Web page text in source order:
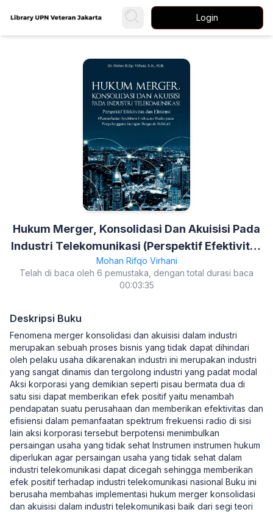
Login
Hukum Merger, Konsolidasi Dan Akuisisi Pada
Industri Telekomunikasi (Perspektif Efektivitas
Dan Efisiensi (Pemanfaatan Spektrum
Frekuensi Radio Pada Penyelenggara Jaringan
Mohan Rifqo Virhani
Telah di baca oleh 6 pemustaka, dengan total durasi baca
00:03:35
Deskripsi Buku
Fenomena merger konsolidasi dan akuisisi dalam industri
merupakan sebuah proses bisnis yang tidak dapat dihindari
oleh pelaku usaha dikarenakan industri ini merupakan industri
yang sangat dinamis dan tergolong industri yang padat modal
Aksi korporasi yang demikian seperti pisau bermata dua di
satu sisi dapat memberikan efek positif yaitu menambah
pendapatan suatu perusahaan dan memberikan efektivitas dan
efisiensi dalam pemanfaatan spektrum frekuensi radio di sisi
lain aksi korporasi tersebut berpotensi menimbulkan
persaingan usaha yang tidak sehat Instrumen instrumen hukum
diperlukan agar persaingan usaha yang tidak sehat dalam
industri telekomunikasi dapat dicegah sehingga memberikan
efek positif terhadap industri telekomunikasi nasional Buku ini
berusaha membahas implementasi hukum merger konsolidasi
dan akuisisi dalam industri telekomunikasi baik dari segi teori